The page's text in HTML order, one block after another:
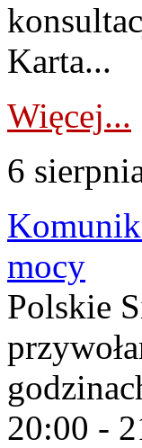
Karta...
Więcej...
6
mocy
Polskie
20:00 -